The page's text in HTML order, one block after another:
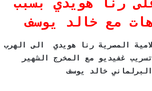
مع خالد يوسف
المصرية رنا هويدي الى الهرب
غفيديو مع المخرج الشهير
خالد يوسف